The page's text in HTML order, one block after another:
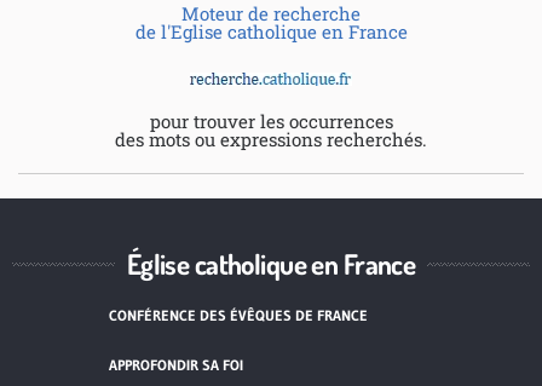
Moteur de recherche
de l'Eglise catholique en France
pour trouver les occurrences
des mots ou expressions recherchés.
Église catholique en France
CONFÉRENCE DES ÉVÊQUES DE FRANCE
APPROFONDIR SA FOI